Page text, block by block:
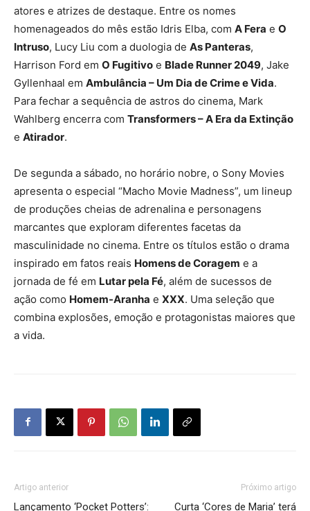
atores e atrizes de destaque. Entre os nomes
homenageados do mês estão Idris Elba, com A Fera e O
Intruso, Lucy Liu com a duologia de As Panteras,
Harrison Ford em O Fugitivo e Blade Runner 2049, Jake
Gyllenhaal em Ambulância – Um Dia de Crime e Vida.
Para fechar a sequência de astros do cinema, Mark
Wahlberg encerra com Transformers – A Era da Extinção
e Atirador.
De segunda a sábado, no horário nobre, o Sony Movies
apresenta o especial “Macho Movie Madness”, um lineup
de produções cheias de adrenalina e personagens
marcantes que exploram diferentes facetas da
masculinidade no cinema. Entre os títulos estão o drama
inspirado em fatos reais Homens de Coragem e a
jornada de fé em Lutar pela Fé, além de sucessos de
ação como Homem-Aranha e XXX. Uma seleção que
combina explosões, emoção e protagonistas maiores que
a vida.
Artigo anterior
Lançamento ‘Pocket Potters’:
Próximo artigo
Curta ‘Cores de Maria’ terá